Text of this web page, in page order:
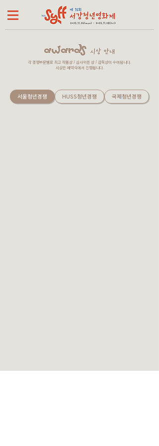
각 경쟁부문별로 최고 작품상 / 심사위원 상 / 감독상이 수여됩니다.
시상은 폐막식에서 진행됩니다.
서울청년경쟁 HUSS청년경쟁 국제청년경쟁